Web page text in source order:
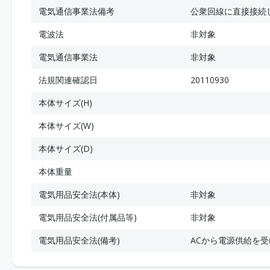
電気通信事業法備考
公衆回線に直接接続
電波法
非対象
電気通信事業法
非対象
法規関連確認日
20110930
本体サイズ(H)
本体サイズ(W)
本体サイズ(D)
本体重量
電気用品安全法(本体)
非対象
電気用品安全法(付属品等)
非対象
電気用品安全法(備考)
ACから電源供給を